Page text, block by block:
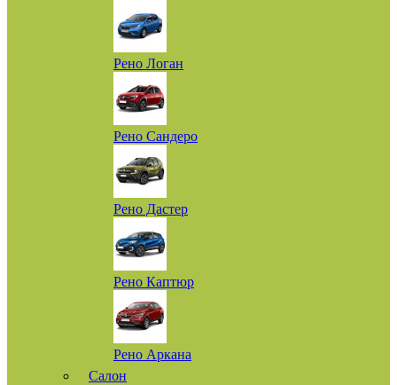
Рено Логан
Рено Сандеро
Рено Дастер
Рено Каптюр
Рено Аркана
Салон